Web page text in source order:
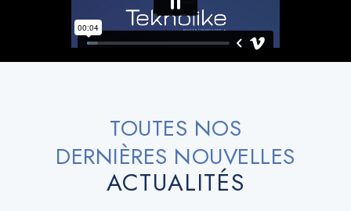
TOUTES NOS
DERNIÈRES NOUVELLES
ACTUALITÉS